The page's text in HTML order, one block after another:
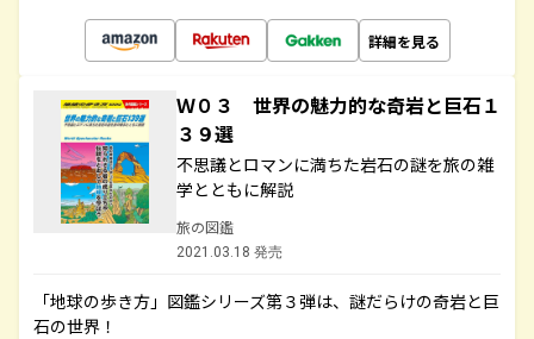
詳細を見る
Ｗ０３ 世界の魅力的な奇岩と巨石１
３９選
不思議とロマンに満ちた岩石の謎を旅の雑
学とともに解説
旅の図鑑
2021.03.18 発売
「地球の歩き方」図鑑シリーズ第３弾は、謎だらけの奇岩と巨
石の世界！